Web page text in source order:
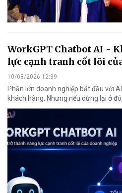
WorkGPT Chatbot AI -
lực cạnh tranh cốt lõi
10/08/2026 12:39
Phần lớn doanh nghiệp bắt đầu với
khách hàng. Nhưng nếu dừng lại ở